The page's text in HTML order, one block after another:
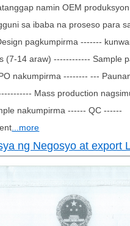
namin OEM
sa ibaba na proseso para
pagkumpirma -------
(7-14 araw) ------------ Sample
nakumpirma -------- ---
Mass production
nakumpirma ------ QC ------
...more
ng Negosyo at export